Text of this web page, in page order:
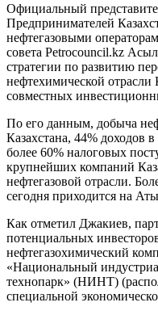
Официальный
Предпринимателей
нефтегазовыми
совета Petrocouncil.kz
стратегии по развитию
нефтехимической отрасли
совместных
По его данным, добыча
Казахстана, 44% доходов
более 60% налоговых
крупнейших компаний
нефтегазовой отрасли.
сегодня приходится на
Как отметил Джакиев,
потенциальных
нефтегазохимический
«Национальный
технопарк» (НИНТ)
специальной